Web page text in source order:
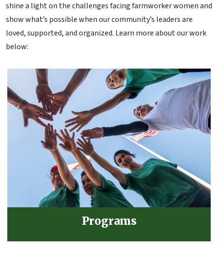
shine a light on the challenges facing farmworker women and
show what’s possible when our community’s leaders are
loved, supported, and organized. Learn more about our work
below:
Programs